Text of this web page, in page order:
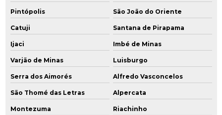
Pintópolis São João do Oriente
Catuji Santana de Pirapama
Ijaci Imbé de Minas
Varjão de Minas Luisburgo
Serra dos Aimorés Alfredo Vasconcelos
São Thomé das Letras Alpercata
Montezuma Riachinho